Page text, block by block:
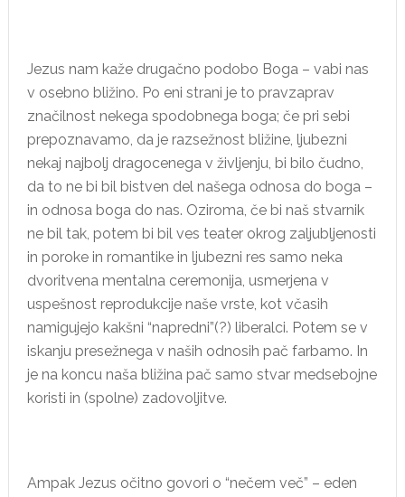
Jezus nam kaže drugačno podobo Boga – vabi nas
v osebno bližino. Po eni strani je to pravzaprav
značilnost nekega spodobnega boga; če pri sebi
prepoznavamo, da je razsežnost bližine, ljubezni
nekaj najbolj dragocenega v življenju, bi bilo čudno,
da to ne bi bil bistven del našega odnosa do boga –
in odnosa boga do nas. Oziroma, če bi naš stvarnik
ne bil tak, potem bi bil ves teater okrog zaljubljenosti
in poroke in romantike in ljubezni res samo neka
dvoritvena mentalna ceremonija, usmerjena v
uspešnost reprodukcije naše vrste, kot včasih
namigujejo kakšni “napredni”(?) liberalci. Potem se v
iskanju presežnega v naših odnosih pač farbamo. In
je na koncu naša bližina pač samo stvar medsebojne
koristi in (spolne) zadovoljitve.
Ampak Jezus očitno govori o “nečem več” – eden